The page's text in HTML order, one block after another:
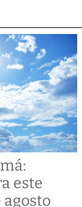
este
agosto